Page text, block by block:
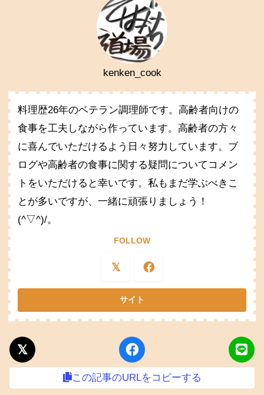
kenken_cook
料理歴26年のベテラン調理師です。高齢者向けの
食事を工夫しながら作っています。高齢者の方々
に喜んでいただけるよう日々努力しています。ブ
ログや高齢者の食事に関する疑問についてコメン
トをいただけると幸いです。私もまだ学ぶべきこ
とが多いですが、一緒に頑張りましょう！
(^▽^)/。
FOLLOW
この記事のURLをコピーする